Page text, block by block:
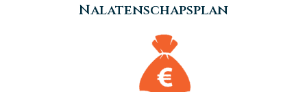
Nalatenschapsplan